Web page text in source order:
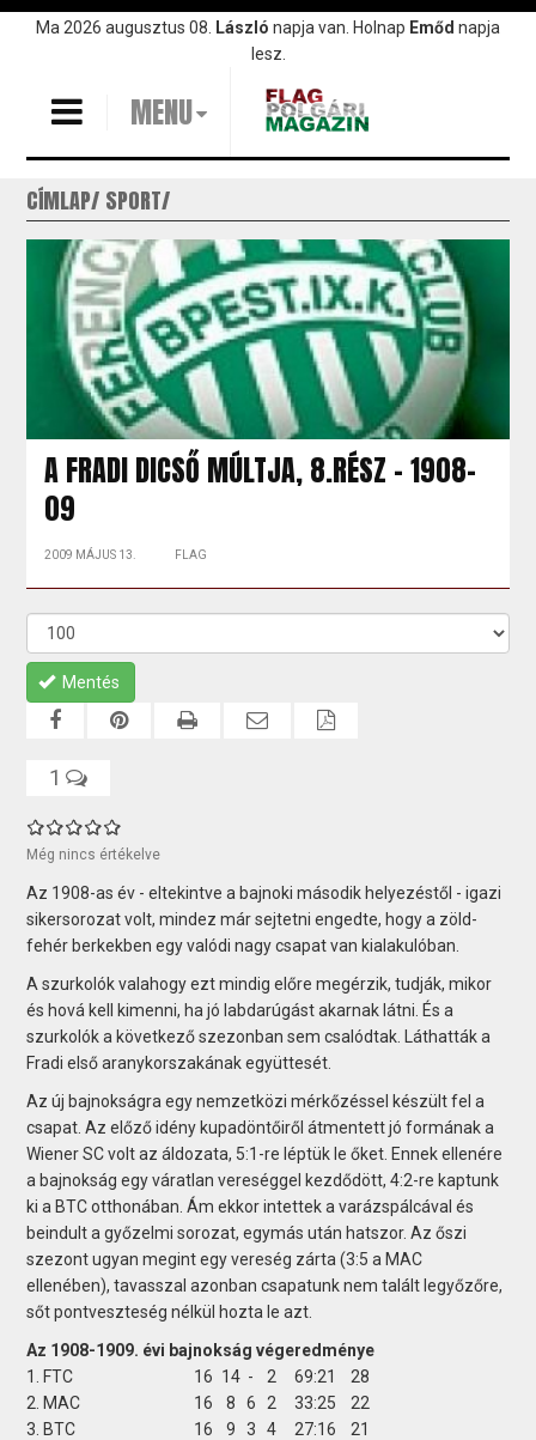
UgrásMa 2026 augusztus 08. László napja van. Holnap Emőd napja
lesz.
MENU
CÍMLAP SPORT
A FRADI DICSŐ MÚLTJA, 8.RÉSZ - 1908-
09
2009 MÁJUS 13. FLAG
Mentés
1
Még nincs értékelve
Az 1908-as év - eltekintve a bajnoki második helyezéstől - igazi
sikersorozat volt, mindez már sejtetni engedte, hogy a zöld-
fehér berkekben egy valódi nagy csapat van kialakulóban.
A szurkolók valahogy ezt mindig előre megérzik, tudják, mikor
és hová kell kimenni, ha jó labdarúgást akarnak látni. És a
szurkolók a következő szezonban sem csalódtak. Láthatták a
Fradi első aranykorszakának együttesét.
Az új bajnokságra egy nemzetközi mérkőzéssel készült fel a
csapat. Az előző idény kupadöntőiről átmentett jó formának a
Wiener SC volt az áldozata, 5:1-re léptük le őket. Ennek ellenére
a bajnokság egy váratlan vereséggel kezdődött, 4:2-re kaptunk
ki a BTC otthonában. Ám ekkor intettek a varázspálcával és
beindult a győzelmi sorozat, egymás után hatszor. Az őszi
szezont ugyan megint egy vereség zárta (3:5 a MAC
ellenében), tavasszal azonban csapatunk nem talált legyőzőre,
sőt pontveszteség nélkül hozta le azt.
Az 1908-1909. évi bajnokság végeredménye
1. FTC
16 14 - 2 69:21
28
2. MAC
16 8 6 2 33:25
22
3. BTC
16 9 3 4 27:16
21